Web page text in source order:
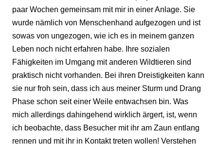
paar Wochen gemeinsam mit mir in einer Anlage. Sie
wurde nämlich von Menschenhand aufgezogen und ist
sowas von ungezogen, wie ich es in meinem ganzen
Leben noch nicht erfahren habe. Ihre sozialen
Fähigkeiten im Umgang mit anderen Wildtieren sind
praktisch nicht vorhanden. Bei ihren Dreistigkeiten kann
sie nur froh sein, dass ich aus meiner Sturm und Drang
Phase schon seit einer Weile entwachsen bin. Was
mich allerdings dahingehend wirklich ärgert, ist, wenn
ich beobachte, dass Besucher mit ihr am Zaun entlang
rennen und mit ihr in Kontakt treten wollen! Verstehen